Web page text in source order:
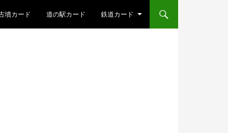
墳カード 道の駅カード 鉄道カード